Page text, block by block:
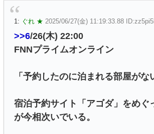
1: ぐれ ★ 2025/06/27(金) 11:19:33.88
>>6/26(木) 22:00
FNNプライムオンライン
「予約したのに泊まれる部屋がな
宿泊予約サイト「アゴダ」をめぐ
が今相次いでいる。